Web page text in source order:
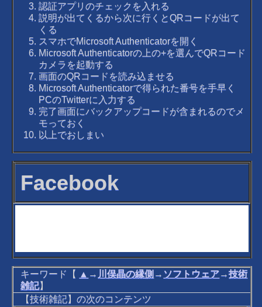
認証アプリのチェックを入れる
説明が出てくるから次に行くとQRコードが出て
くる
スマホでMicrosoft Authenticatorを開く
Microsoft Authenticatorの上の+を選んでQRコード
カメラを起動する
画面のQRコードを読み込ませる
Microsoft Authenticatorで得られた番号を手早く
PCのTwitterに入力する
完了画面にバックアップコードが含まれるのでメ
モっておく
以上でおしまい
Facebook
キーワード【 ▲ → 川俣晶の縁側 → ソフトウェア→技術
雑記】
【技術雑記】の次のコンテンツ